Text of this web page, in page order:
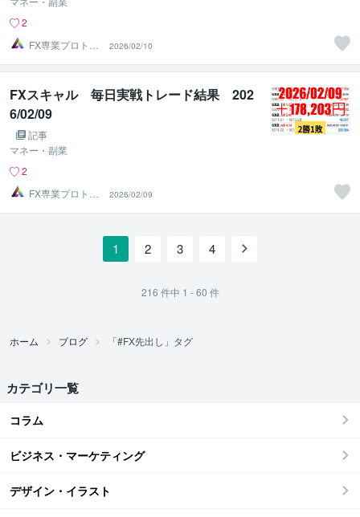
2
FX専業プロトレ
ーダーのAチーム
2026/02/10
FXスキャル 毎日実戦トレード結果 202
6/02/09
記事
マネー・副業
2
FX専業プロトレ
ーダーのAチーム
2026/02/09
1 2 3 4
216 件中 1 - 60 件
ホーム ブログ 「#FX先出し」タグ
カテゴリ一覧
コラム
ビジネス・マーケティング
デザイン・イラスト